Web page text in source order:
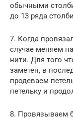
обычными
до 13 ряда
7. Когда
случае меняем
нити. Для того
заметен, в
продеваем
петельку и
8. Провязываем